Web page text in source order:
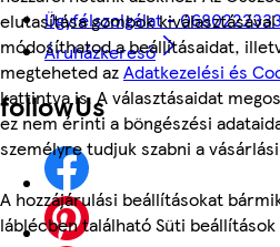
elutasítása gombok
módosíthatod a beállításaidat,
megteheted azAdatkezelési és
kattintva is. A választásaidat
ez nem érinti a böngészési
személyre tudjuk szabni a
A hozzájárulási beállításokat
láblécben található Süti
Ügyfélszolgálat -
Áruházkereső
followUs